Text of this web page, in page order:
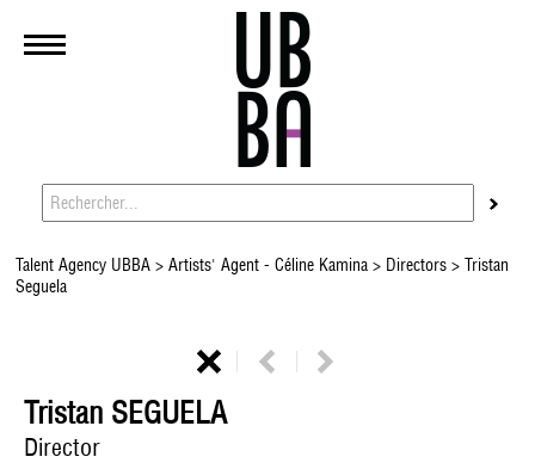
Talent Agency UBBA>Artists' Agent - Céline Kamina > Directors> Tristan
Seguela
Tristan SEGUELA
Director